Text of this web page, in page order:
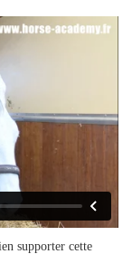
supporter cette